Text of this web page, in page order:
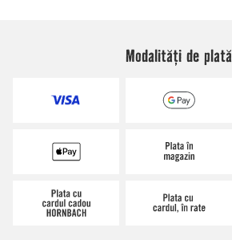
Modalități de plată